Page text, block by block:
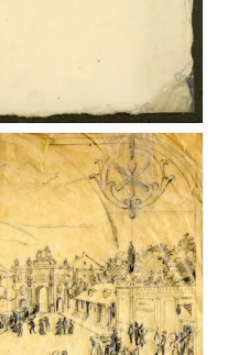
in den
Beileid gilt seiner